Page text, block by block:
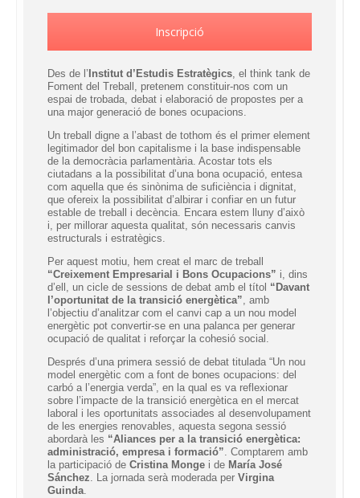
Inscripció
Des de l’ Institut d’Estudis Estratègics, el think tank de
Foment del Treball, pretenem constituir-nos com un
espai de trobada, debat i elaboració de propostes per a
una major generació de bones ocupacions.
Un treball digne a l’abast de tothom és el primer element
legitimador del bon capitalisme i la base indispensable
de la democràcia parlamentària. Acostar tots els
ciutadans a la possibilitat d’una bona ocupació, entesa
com aquella que és sinònima de suficiència i dignitat,
que ofereix la possibilitat d’albirar i confiar en un futur
estable de treball i decència. Encara estem lluny d’això
i, per millorar aquesta qualitat, són necessaris canvis
estructurals i estratègics.
Per aquest motiu, hem creat el marc de treball
“Creixement Empresarial i Bons Ocupacions” i, dins
d’ell, un cicle de sessions de debat amb el títol “Davant
l’oportunitat de la transició energètica”, amb
l’objectiu d’analitzar com el canvi cap a un nou model
energètic pot convertir-se en una palanca per generar
ocupació de qualitat i reforçar la cohesió social.
Després d’una primera sessió de debat titulada “Un nou
model energètic com a font de bones ocupacions: del
carbó a l’energia verda”, en la qual es va reflexionar
sobre l’impacte de la transició energètica en el mercat
laboral i les oportunitats associades al desenvolupament
de les energies renovables, aquesta segona sessió
abordarà les “Aliances per a la transició energètica:
administració, empresa i formació”. Comptarem amb
la participació de Cristina Monge i de María José
Sánchez. La jornada serà moderada per Virgina
Guinda.